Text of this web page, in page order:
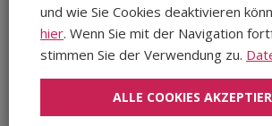
Anmeldestart
Stunden
und wie Sie Cookies deaktivieren
hier. Wenn Sie mit der Navigation
stimmen Sie der Verwendung zu.
ALLE COOKIES